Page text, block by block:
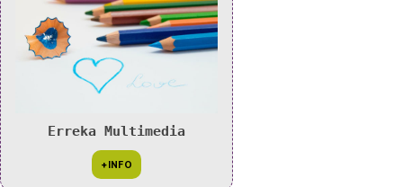
Erreka Multimedia